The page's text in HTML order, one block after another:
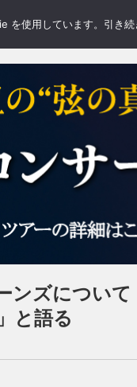
BLOGS FEATURE
ンズについ
と語る
使用しています。引き